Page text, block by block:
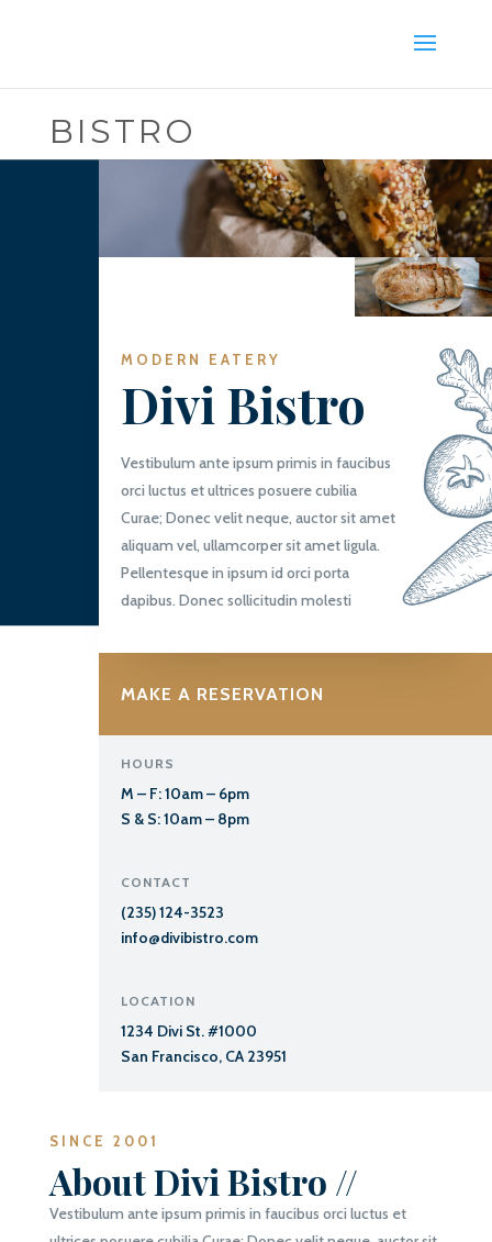
BISTRO
MODERN EATERY
Divi Bistro
Vestibulum ante ipsum primis in faucibus
orci luctus et ultrices posuere cubilia
Curae; Donec velit neque, auctor sit amet
aliquam vel, ullamcorper sit amet ligula.
Pellentesque in ipsum id orci porta
dapibus. Donec sollicitudin molesti
MAKE A RESERVATION
HOURS
M – F: 10am – 6pm
S & S: 10am – 8pm
CONTACT
(235) 124-3523
info@divibistro.com
LOCATION
1234 Divi St. #1000
San Francisco, CA 23951
SINCE 2001
About Divi Bistro //
Vestibulum ante ipsum primis in faucibus orci luctus et